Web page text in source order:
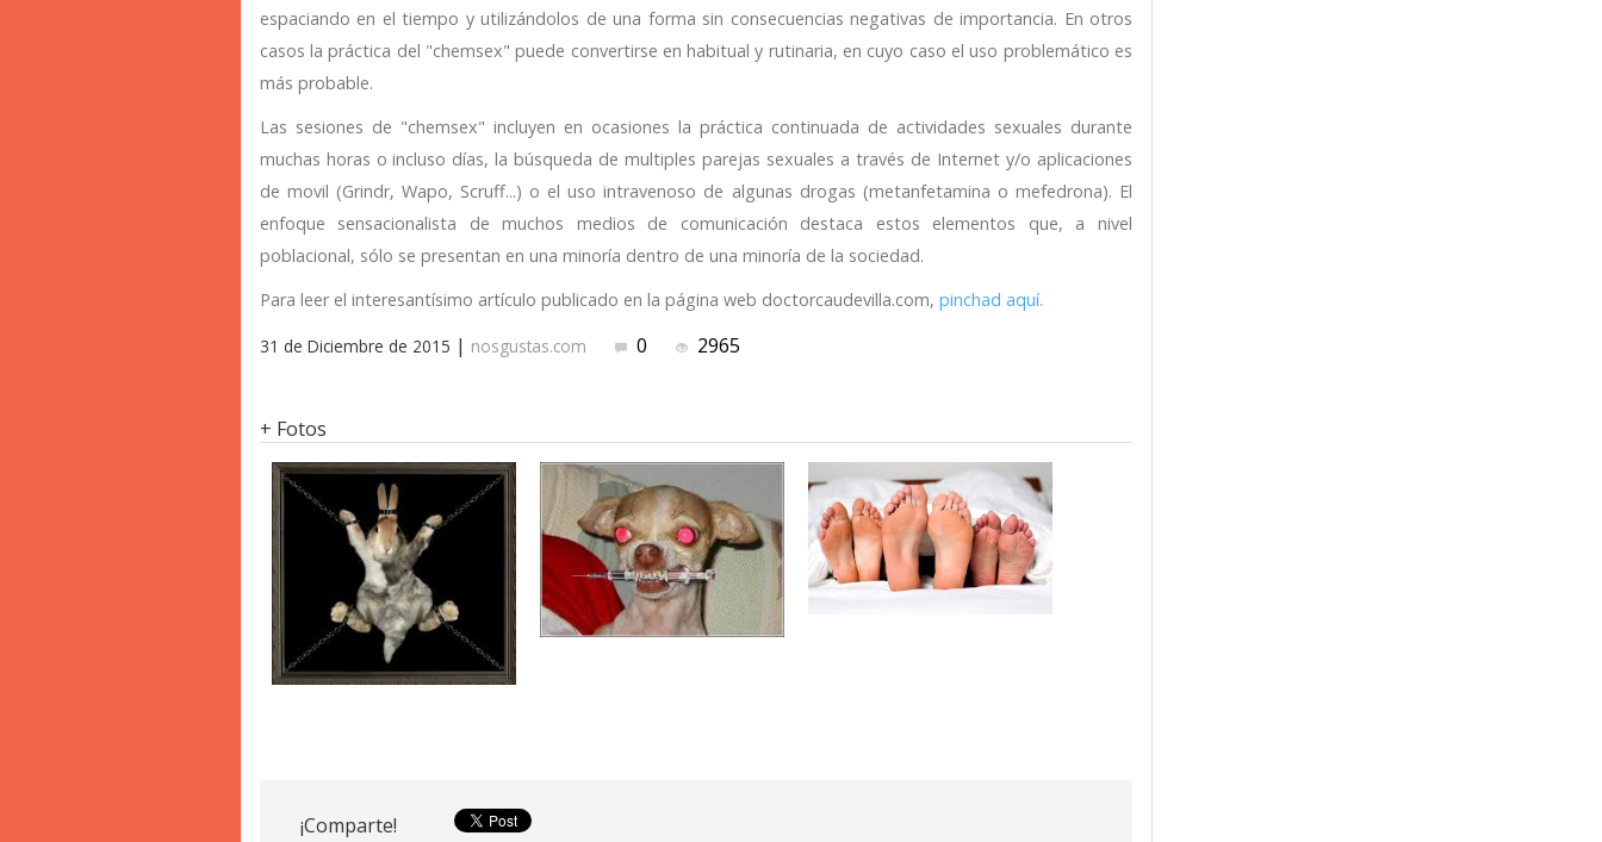
espaciando en el tiempo y utilizándolos de una forma sin consecuencias negativas de importancia. En otros
casos la práctica del "chemsex" puede convertirse en habitual y rutinaria, en cuyo caso el uso problemático es
más probable.
Las sesiones de "chemsex" incluyen en ocasiones la práctica continuada de actividades sexuales durante
muchas horas o incluso días, la búsqueda de multiples parejas sexuales a través de Internet y/o aplicaciones
de movil (Grindr, Wapo, Scruff...) o el uso intravenoso de algunas drogas (metanfetamina o mefedrona). El
enfoque sensacionalista de muchos medios de comunicación destaca estos elementos que, a nivel
poblacional, sólo se presentan en una minoría dentro de una minoría de la sociedad.
Para leer el interesantísimo artículo publicado en la página web doctorcaudevilla.com, pinchad aquí.
31 de Diciembre de 2015 | nosgustas.com 0 2965
+ Fotos
¡Comparte!